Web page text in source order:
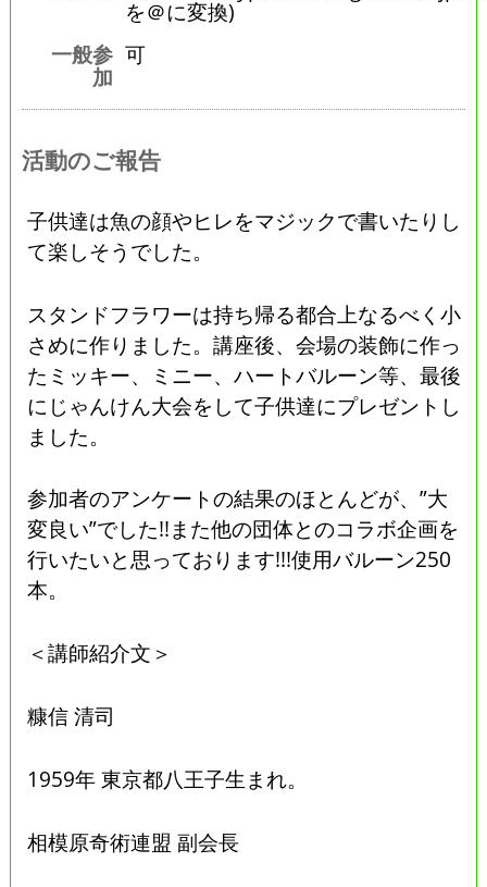
を＠に変換)
一般参
加
可
活動のご報告
子供達は魚の顔やヒレをマジックで書いたりし
て楽しそうでした。
スタンドフラワーは持ち帰る都合上なるべく小
さめに作りました。講座後、会場の装飾に作っ
たミッキー、ミニー、ハートバルーン等、最後
にじゃんけん大会をして子供達にプレゼントし
ました。
参加者のアンケートの結果のほとんどが、”大
変良い”でした!!また他の団体とのコラボ企画を
行いたいと思っております!!!使用バルーン250
本。
＜講師紹介文＞
糠信 清司
1959年 東京都八王子生まれ。
相模原奇術連盟 副会長